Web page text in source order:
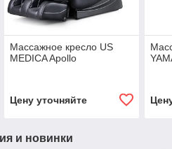
Массажное кресло US
MEDICA Apollo
Цену уточняйте
и новинки